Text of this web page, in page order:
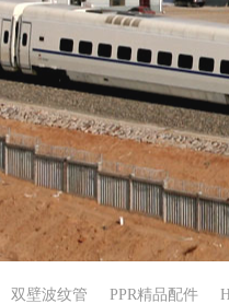
双壁波纹管 PPR精品配件